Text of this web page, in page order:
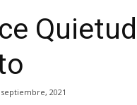
2021